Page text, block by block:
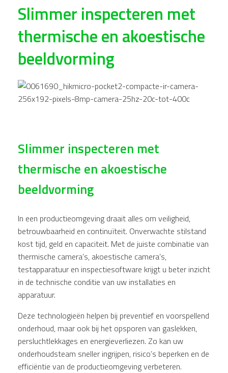
Slimmer inspecteren met
thermische en akoestische
beeldvorming
Slimmer inspecteren met
thermische en akoestische
beeldvorming
In een productieomgeving draait alles om veiligheid,
betrouwbaarheid en continuïteit. Onverwachte stilstand
kost tijd, geld en capaciteit. Met de juiste combinatie van
thermische camera’s, akoestische camera’s,
testapparatuur en inspectiesoftware krijgt u beter inzicht
in de technische conditie van uw installaties en
apparatuur.
Deze technologieën helpen bij preventief en voorspellend
onderhoud, maar ook bij het opsporen van gaslekken,
persluchtlekkages en energieverliezen. Zo kan uw
onderhoudsteam sneller ingrijpen, risico’s beperken en de
efficiëntie van de productieomgeving verbeteren.